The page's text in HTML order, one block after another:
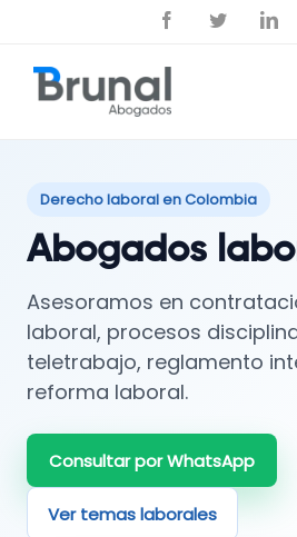
contenido
FacebookTwitter
Derecho laboral en Colombia
Abogados
Asesoramos en
laboral, procesos
teletrabajo, reglamento
reforma laboral.
Consultar por WhatsApp
Ver temas laborales